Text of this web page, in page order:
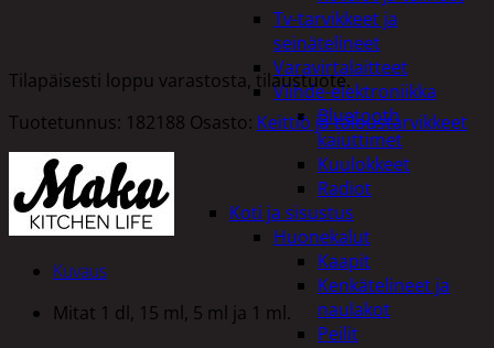
Tv-tarvikkeet ja
seinätelineet
Varavirtalaitteet
Viihde-elektroniikka
Bluetooth
kaiuttimet
Kuulokkeet
Radiot
Koti ja sisustus
Huonekalut
Kaapit
Kenkätelineet ja
naulakot
Peilit
Tilapäisesti loppu varastosta, tilaustuote.
Tuotetunnus: 182188 Osasto: Keittiö ja taloustarvikkeet
Kuvaus
Mitat 1 dl, 15 ml, 5 ml ja 1 ml.